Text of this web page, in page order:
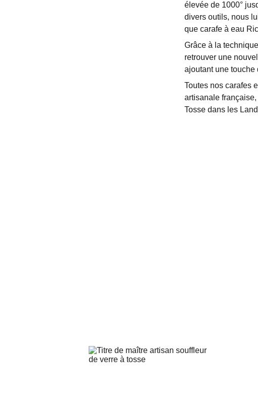
élevée de 1000°
divers outils, nous
que carafe à eau
Grâce à la
retrouver une
ajoutant une touche
Toutes nos carafes
artisanale
Tosse dans les